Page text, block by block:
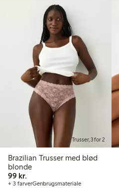
Trusser, 3 for 2
Brazilian Trusser med blød
blonde
99 kr.
+ 3 farverGenbrugsmateriale